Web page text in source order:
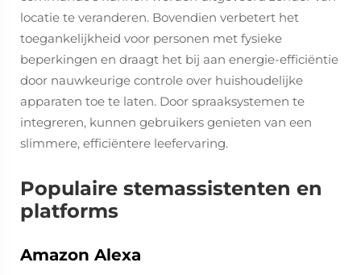
locatie te veranderen. Bovendien verbetert het
toegankelijkheid voor personen met fysieke
beperkingen en draagt het bij aan energie-efficiëntie
door nauwkeurige controle over huishoudelijke
apparaten toe te laten. Door spraaksystemen te
integreren, kunnen gebruikers genieten van een
slimmere, efficiëntere leefervaring.
Populaire stemassistenten en
platforms
Amazon Alexa